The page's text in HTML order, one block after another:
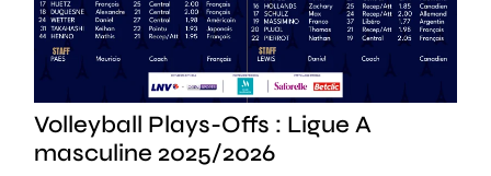
Volleyball Plays-Offs : Ligue A
masculine 2025/2026